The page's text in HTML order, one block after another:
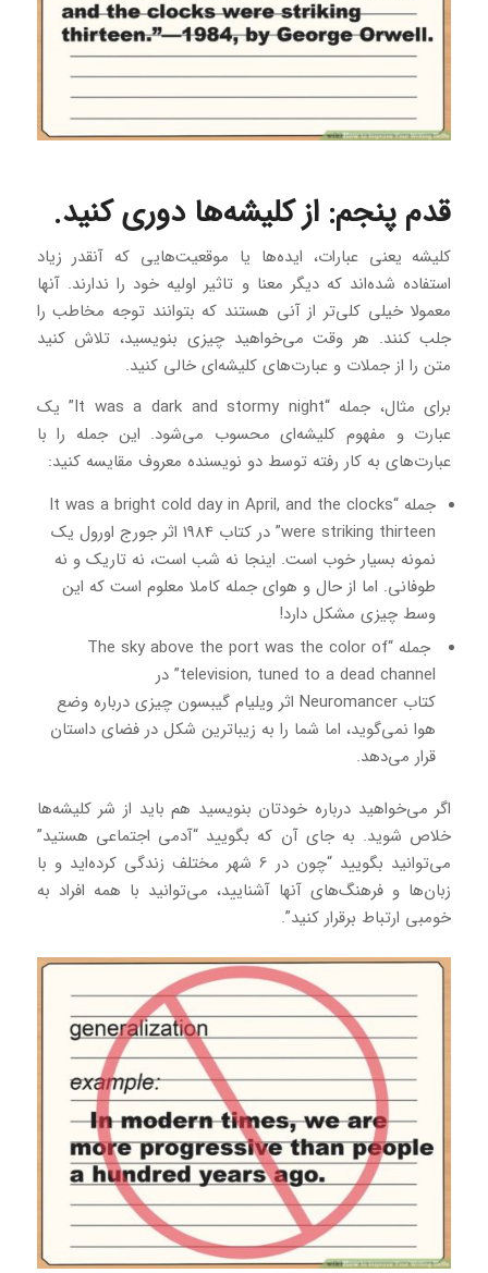
قدم پنجم: از کلیشه‌ها دوری کنید.
کلیشه‌ یعنی عبارات، ایده‌ها یا موقعیت‌هایی که آنقدر زیاد
استفاده شده‌اند که دیگر معنا و تاثیر اولیه خود را ندارند. آنها
معمولا خیلی کلی‌تر از آنی هستند که بتوانند توجه مخاطب را
جلب کنند. هر وقت می‌خواهید چیزی بنویسید، تلاش کنید
متن را از جملات و عبارت‌های کلیشه‌ای خالی کنید.
برای مثال، جمله “It was a dark and stormy night” یک
عبارت و مفهوم کلیشه‌ای محسوب می‌شود. این جمله را با
عبارت‌های به کار رفته توسط دو نویسنده معروف مقایسه کنید:
جمله “It was a bright cold day in April, and the clocks
were striking thirteen” در کتاب 1984 اثر جورج اورول یک
نمونه بسیار خوب است. اینجا نه شب است، نه تاریک و نه
طوفانی. اما از حال و هوای جمله کاملا معلوم است که این
وسط چیزی مشکل دارد!
جمله “The sky above the port was the color of
television, tuned to a dead channel” در
کتاب Neuromancer اثر ویلیام گیبسون چیزی درباره وضع
هوا نمی‌گوید، اما شما را به زیباترین شکل در فضای داستان
قرار می‌دهد.
اگر می‌خواهید درباره خودتان بنویسید هم باید از شر کلیشه‌ها
خلاص شوید. به جای آن که بگویید “آدمی اجتماعی هستید”
می‌توانید بگویید “چون در 6 شهر مختلف زندگی کرده‌اید و با
زبان‌ها و فرهنگ‌های آنها آشنایید، می‌توانید با همه افراد به
خومبی ارتباط برقرار کنید”.